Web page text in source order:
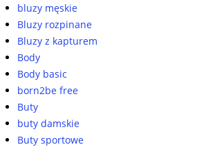
bluzy męskie
Bluzy rozpinane
Bluzy z kapturem
Body
Body basic
born2be free
Buty
buty damskie
Buty sportowe